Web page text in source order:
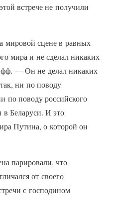
встрече не получили
мировой сцене в равных
мира и не сделал никаких
— Он не делал никаких
ни по поводу
по поводу российского
в Беларуси. И это
Путина, о которой он
парировали, что
от своего
с господином